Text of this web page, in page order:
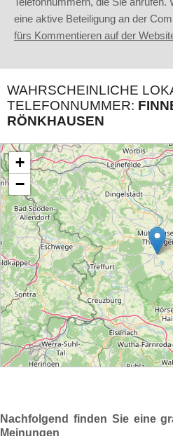
eine aktive Beteiligung an der
fürs Kommentieren auf der
WAHRSCHEINLICHE
TELEFONNUMMER:
RÖNKHAUSEN
Nachfolgend finden Sie eine
Meinungen